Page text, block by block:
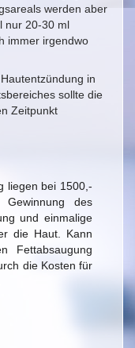
werden aber
nur 20-30 ml
immer irgendwo
in
sollte die
Zeitpunkt
liegen bei 1500,-
des
und einmalige
die Haut. Kann
Fettabsaugung
die Kosten für